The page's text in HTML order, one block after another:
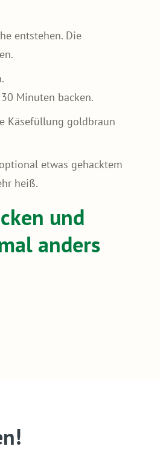
entstehen. Die
Minuten backen.
Käsefüllung goldbraun
etwas gehacktem
heiß.
und
anders